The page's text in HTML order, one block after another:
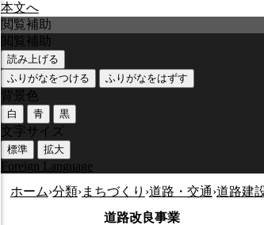
本文へ
閲覧補助
閲覧補助
読み上げる
ふりがなをつける
ふりがなをはずす
背景色
白 青 黒
文字サイズ
標準 拡大
Foreign Language
ホーム›分類›まちづくり ›道路・交通›道路建
道路改良事業